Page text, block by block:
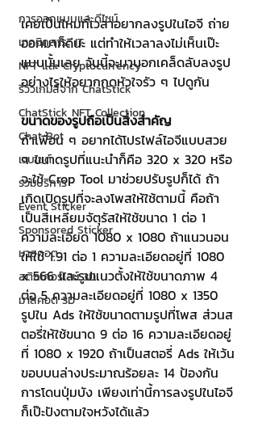
การออกแบบและดีไซน์
เทคนิคสาระ IT
NFT และ Cryptocurrency
รีวิวเกมส์จาก ChatStick
ChatStick NFT Collection
Chat Bot
เวบไซต์
รวมบริการ
Event Sticker
Sponsored Sticker
มาสคอต
สติกเกอร์ไลน์ 3D
มาสคอต 3D
เคยเป็นไหมที่เวลาอยากลงรูปในไอจี ถ่าย
ออกมาก็ดีนะ แต่ทำให้เวลาลงไม่เห็นเป๊ะ
แบบนั้นเลย วันนี้จะมาบอกเคล็ดลับลงรูป
อย่างไรให้อยากกดหัวใจรัว ๆ ไปดูกัน
ขนาดของรูปถือเป็นสิ่งสำคัญ
ถ้าเพื่อน ๆ อยากได้โปรไฟล์ไอจีแบบสวย
ๆ ขนาดรูปที่แนะนำก็คือ 320 x 320 หรือ
จะใช้ Crop Tool มาช่วยปรับรูปก็ได้ ถ้า
เกิดเปิดรูปที่จะลงโพสให้ใช้ตามนี้ คือถ้า
เป็นสี่เหลี่ยมจัตุรัสให้ใช้ขนาด 1 ต่อ 1
ความละเอียด 1080 x 1080 ถ้าแนวนอน
ให้ใช้ 1.91 ต่อ 1 ความละเอียดอยู่ที่ 1080
x 566 และรูปแนวตั้งให้ใช้ขนาดภาพ 4
ต่อ 5 ความละเอียดอยู่ที่ 1080 x 1350
รูปใน Ads ให้ใช้ขนาดตามรูปที่โพส ส่วนส
ตอรี่ให้ใช้ขนาด 9 ต่อ 16 ความละเอียดอยู่
ที่ 1080 x 1920 ถ้าเป็นสตอรี่ Ads ให้เว้น
ขอบบนล่างประมาณร้อยละ 14 ป้องกัน
การโดนปุ่มบัง เพียงเท่านี้การลงรูปในไอจี
ก็เป๊ะปังตามใจหวังได้แล้ว